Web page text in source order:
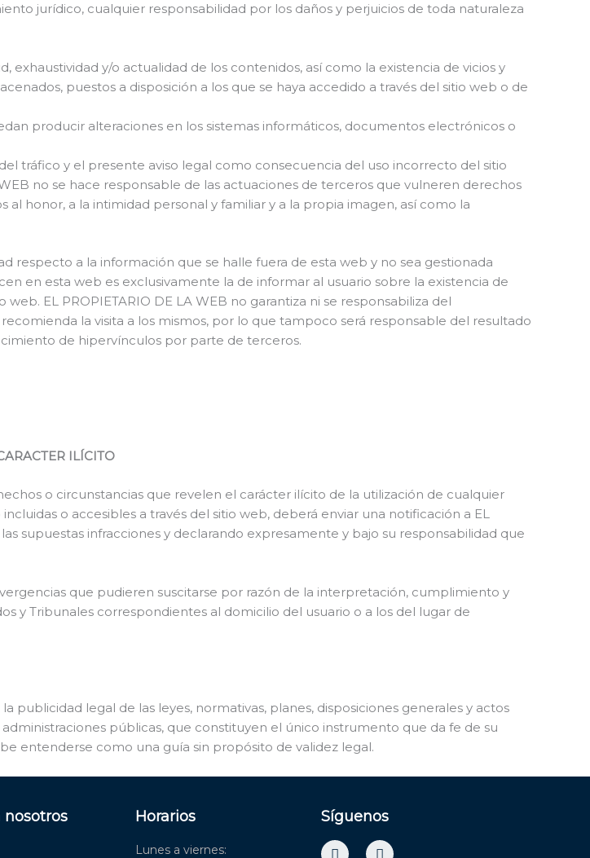
jurídico, cualquier responsabilidad por los daños y perjuicios de toda naturaleza
exhaustividad y/o actualidad de los contenidos, así como la existencia de vicios y
puestos a disposición a los que se haya accedido a través del sitio web o de
producir alteraciones en los sistemas informáticos, documentos electrónicos o
tráfico y el presente aviso legal como consecuencia del uso incorrecto del sitio
no se hace responsable de las actuaciones de terceros que vulneren derechos
honor, a la intimidad personal y familiar y a la propia imagen, así como la
respecto a la información que se halle fuera de esta web y no sea gestionada
en esta web es exclusivamente la de informar al usuario sobre la existencia de
EL PROPIETARIO DE LA WEB no garantiza ni se responsabiliza del
la visita a los mismos, por lo que tampoco será responsable del resultado
de hipervínculos por parte de terceros.
ILÍCITO
o circunstancias que revelen el carácter ilícito de la utilización de cualquier
o accesibles a través del sitio web, deberá enviar una notificación a EL
supuestas infracciones y declarando expresamente y bajo su responsabilidad que
que pudieren suscitarse por razón de la interpretación, cumplimiento y
y Tribunales correspondientes al domicilio del usuario o a los del lugar de
publicidad legal de las leyes, normativas, planes, disposiciones generales y actos
públicas, que constituyen el único instrumento que da fe de su
entenderse como una guía sin propósito de validez legal.
nosotros Horarios
Lunes a viernes:
Síguenos
I
F